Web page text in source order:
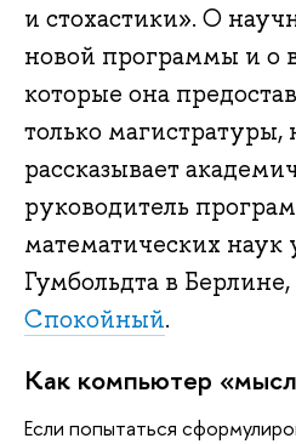
и стохастики». О
новой программы и о
которые она
только магистратуры,
рассказывает
руководитель
математических наук
Гумбольдта в Берлине,
Спокойный.
Как компьютер
Если попытаться